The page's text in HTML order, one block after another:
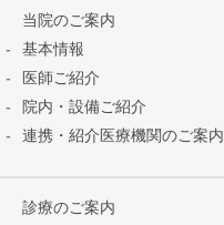
当院のご案内
基本情報
医師ご紹介
院内・設備ご紹介
連携・紹介医療機関のご案内
診療のご案内